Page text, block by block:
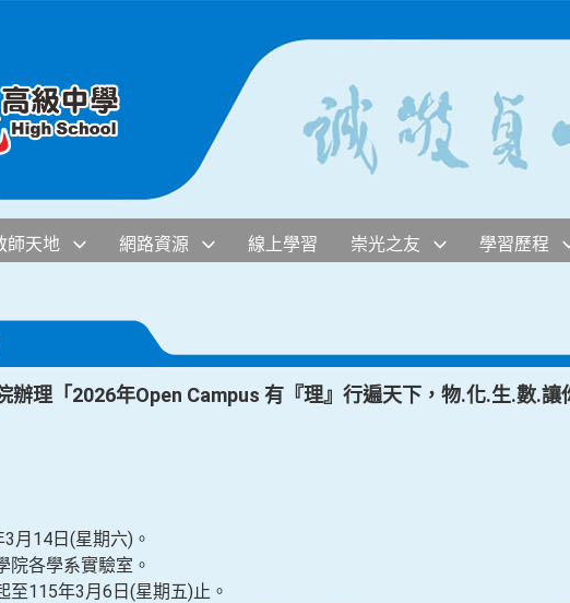
師天地 網路資源 線上學習 崇光之友 學習歷程
辦理「2026年Open Campus 有『理』行遍天下，物.化.生.數.
月14日(星期六)。
院各學系實驗室。
至115年3月6日(星期五)止。